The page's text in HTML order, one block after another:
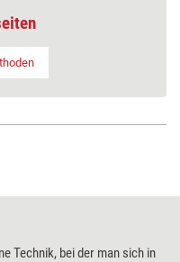
Technik, bei der man sich in